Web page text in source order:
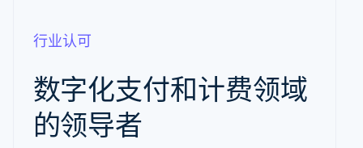
行业认可
数字化支付和计费领域
的领导者
阿联酋
English
爱尔兰
English
爱沙尼亚